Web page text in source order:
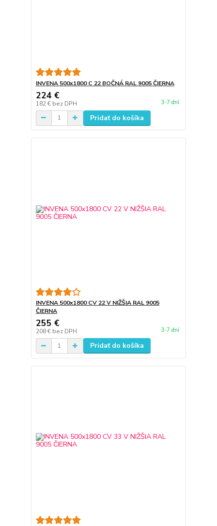
INVENA 500x1800 C 22 BOČNÁ RAL 9005 ČIERNA
224 €
182 € bez DPH 3-7 dní
Pridať do košíka
INVENA 500x1800 CV 22 V NIŽŠIA RAL 9005
ČIERNA
255 €
208 € bez DPH 3-7 dní
Pridať do košíka